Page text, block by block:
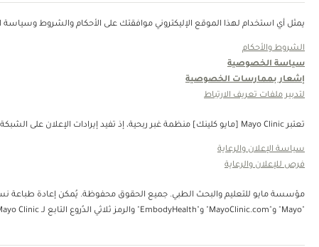
يمثل أي استخدام لهذا الموقع الإليكتروني موافقتك على الأحكام والشروط وسياسة
الشروط والأحكام
سياسة الخصوصية
إشعار بممارسات الخصوصية
لتدبير ملفات تعريف الارتباط
تعتبر Mayo Clinic [مايو كلينك] منظمة غبر ربحية، إذ تفيد إيرادات الإعلان على الشبكة في دعم رسالتنا. لا تُصادق Mayo Clinic [مايو كلينك] على منتجات الجهة الثالثة أو الخدمات التي يتم الإعلان عنها. Mayo Clinic [مايو كلينك] منظمة غير ربحية. قم بالتبرع.
سياسة الإعلان والرعاية
فرص للإعلان والرعاية
"Mayo" و"MayoClinic.com" و"EmbodyHealth" والرمز ثلاثي الدُروع التابع لـ Mayo Clinic.